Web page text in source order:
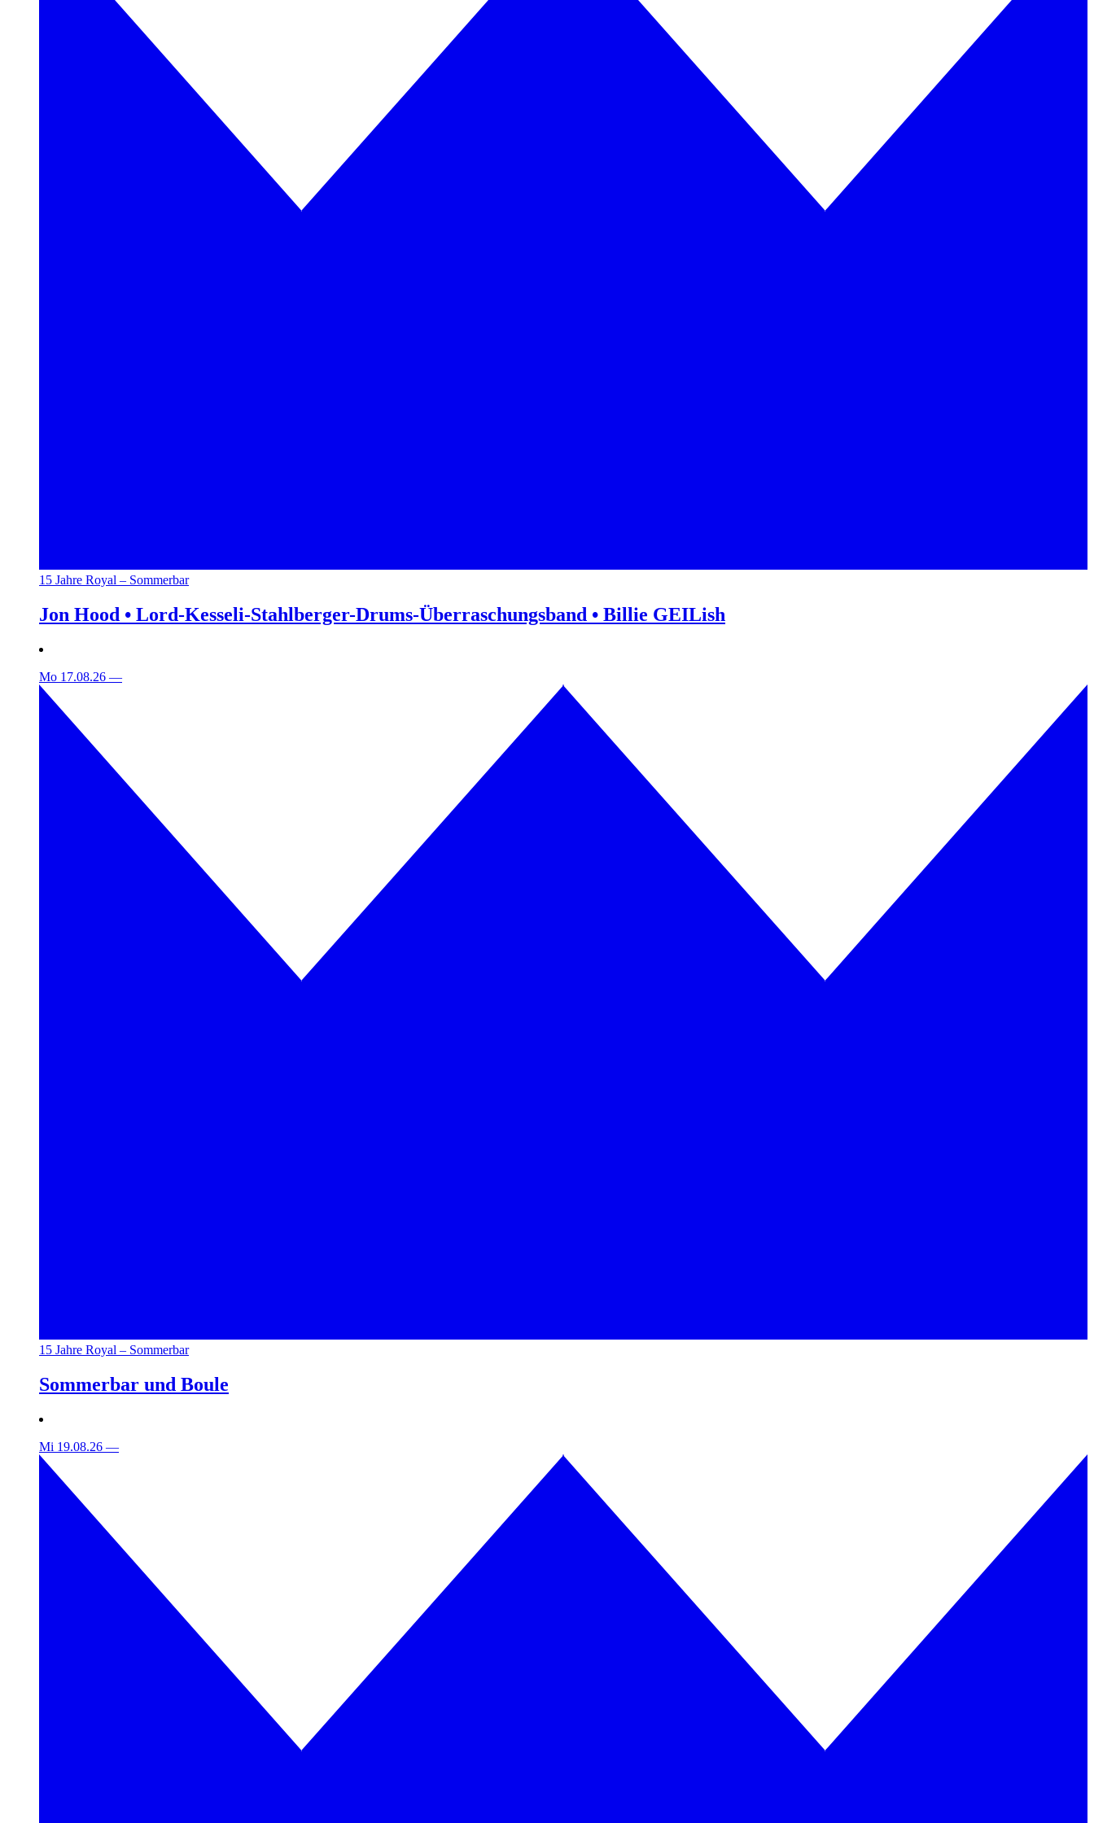
15 Jahre Royal – Sommerbar
Jon Hood • Lord-Kesseli-Stahlberger-Drums-Überraschungsband • Billie GEILish
Mo 17.08.26 —
15 Jahre Royal – Sommerbar
Sommerbar und Boule
Mi 19.08.26 —